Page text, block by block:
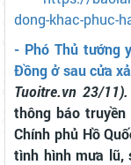
dong-khac-phuc-
- Phó Thủ tướng
Đồng ở sau cửa
Tuoitre.vn 23/11).
thông báo
Chính phủ Hồ
tình hình mưa lũ,